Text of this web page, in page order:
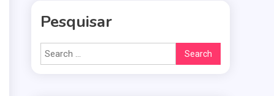
Pesquisar
Search
for: